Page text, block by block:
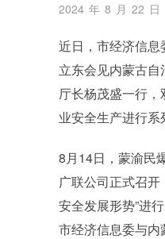
2024 年 8 月 22 日
近日，市经济信
立东会见内蒙古
厅长杨茂盛一行
业安全生产进行系
8月14日，蒙渝民
广联公司正式召开
安全发展形势”进
市经济信息委与